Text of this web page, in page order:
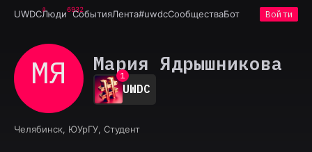
UWDCЛюди6932
СобытияЛента#uwdcСообществаБот Войти
МЯ Мария Ядрышникова
0
1
2
3
5
UWDC
Челябинск, ЮУрГУ, Студент